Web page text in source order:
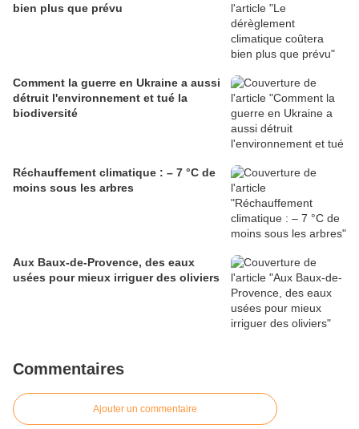
bien plus que prévu
Comment la guerre en Ukraine a aussi
détruit l'environnement et tué la
biodiversité
Réchauffement climatique : – 7 °C de
moins sous les arbres
Aux Baux-de-Provence, des eaux
usées pour mieux irriguer des oliviers
Commentaires
Ajouter un commentaire